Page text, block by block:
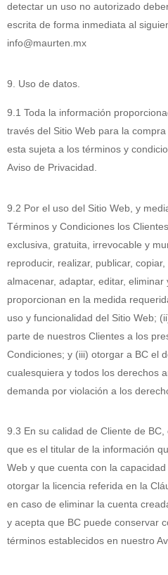
detectar un uso no autorizado
escrita de forma inmediata al
info@maurten.mx
9. Uso de datos.
9.1 Toda la información
través del Sitio Web para la
esta sujeta a los términos y
Aviso de Privacidad.
9.2 Por el uso del Sitio Web, y
Términos y Condiciones los
exclusiva, gratuita, irrevocable y
reproducir, realizar, publicar,
almacenar, adaptar, editar,
proporcionan en la medida
uso y funcionalidad del Sitio Web;
parte de nuestros Clientes a los
Condiciones; y (iii) otorgar a BC el
cualesquiera y todos los derechos
demanda por violación a los
9.3 En su calidad de Cliente de
que es el titular de la información
Web y que cuenta con la
otorgar la licencia referida en la
en caso de eliminar la cuenta
y acepta que BC puede conservar
términos establecidos en nuestro